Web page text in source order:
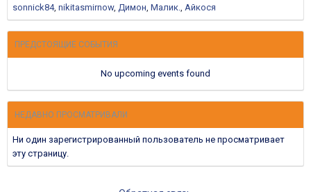
sonnick84 nikitasmirnow Димон Малик. Айкося
ПРЕДСТОЯЩИЕ СОБЫТИЯ
No upcoming events found
НЕДАВНО ПРОСМАТРИВАЛИ
Ни один зарегистрированный пользователь не просматривает
эту страницу.